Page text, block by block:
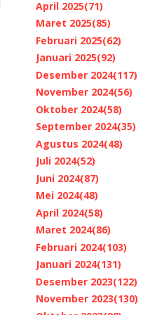
April 2025(71)
Maret 2025(85)
Februari 2025(62)
Januari 2025(92)
Desember 2024(117)
November 2024(56)
Oktober 2024(58)
September 2024(35)
Agustus 2024(48)
Juli 2024(52)
Juni 2024(87)
Mei 2024(48)
April 2024(58)
Maret 2024(86)
Februari 2024(103)
Januari 2024(131)
Desember 2023(122)
November 2023(130)